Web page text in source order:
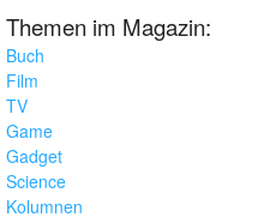
Themen im Magazin:
Buch
Film
TV
Game
Gadget
Science
Kolumnen